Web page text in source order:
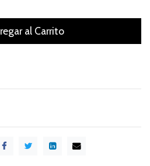
al Carrito